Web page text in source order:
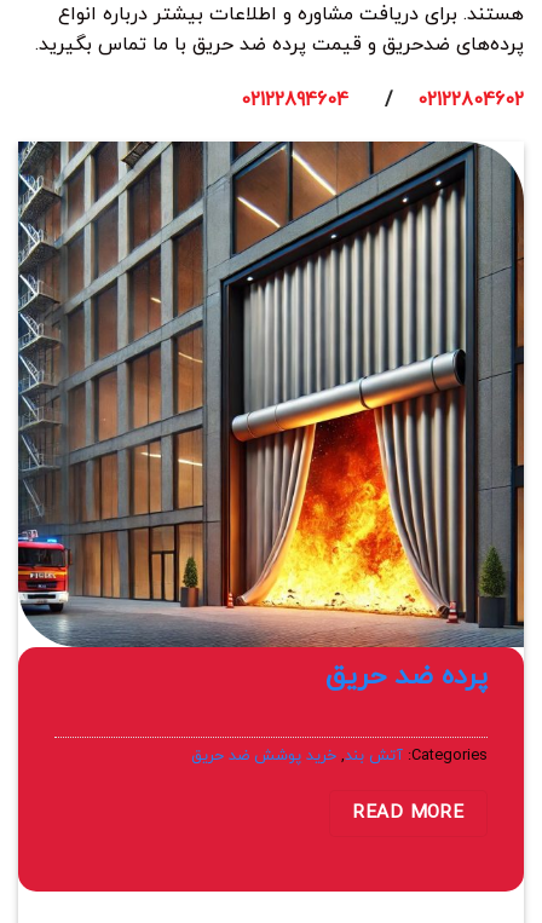
هستند. برای دریافت مشاوره و اطلاعات بیشتر درباره انواع
پرده‌های ضدحریق و قیمت پرده ضد حریق با ما تماس بگیرید.
02122804602
/
02122894604
پرده ضد حریق
Categories: آتش بند, خرید پوشش ضد حریق
READ MORE